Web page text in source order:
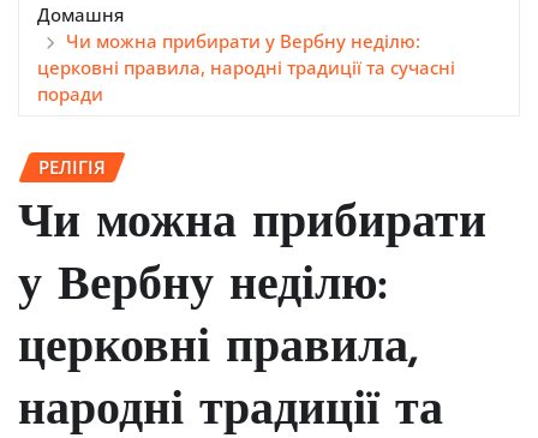
Домашня
Чи можна прибирати у Вербну неділю:
церковні правила, народні традиції та сучасні
поради
РЕЛІГІЯ
Чи можна прибирати
у Вербну неділю:
церковні правила,
народні традиції та